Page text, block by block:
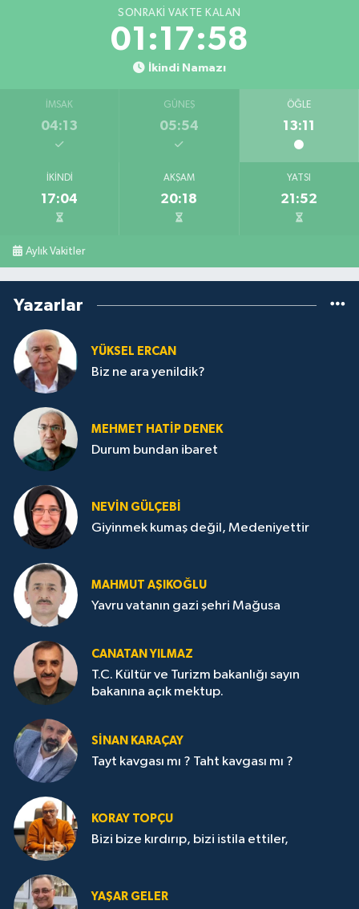
SONRAKI VAKTE KALAN
01:17:57
İkindi Namazı
İMSAK
04:13
GÜNEŞ
05:54
ÖĞLE
13:11
İKINDI
17:04
AKŞAM
20:18
YATSI
21:52
Aylık Vakitler
Yazarlar
YÜKSEL ERCAN
Biz ne ara yenildik?
MEHMET HATİP DENEK
Durum bundan ibaret
NEVİN GÜLÇEBİ
Giyinmek kumaş değil, Medeniyettir
MAHMUT AŞIKOĞLU
Yavru vatanın gazi şehri Mağusa
CANATAN YILMAZ
T.C. Kültür ve Turizm bakanlığı sayın
bakanına açık mektup.
SİNAN KARAÇAY
Tayt kavgası mı ? Taht kavgası mı ?
KORAY TOPÇU
Bizi bize kırdırıp, bizi istila ettiler,
YAŞAR GELER